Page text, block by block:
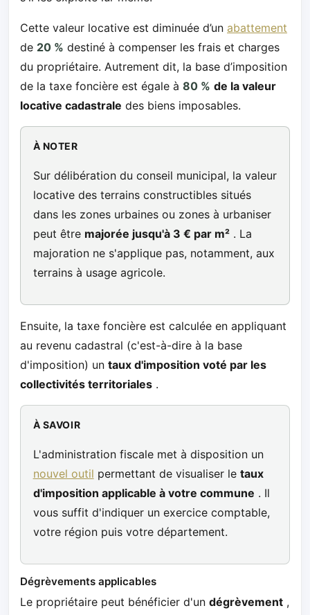
Cette valeur locative est diminuée d’un abattement
de 20 % destiné à compenser les frais et charges
du propriétaire. Autrement dit, la base d’imposition
de la taxe foncière est égale à 80 % de la valeur
locative cadastrale des biens imposables.
À NOTER
Sur délibération du conseil municipal, la valeur
locative des terrains constructibles situés
dans les zones urbaines ou zones à urbaniser
peut être majorée jusqu'à 3 € par m². La
majoration ne s'applique pas, notamment, aux
terrains à usage agricole.
Ensuite, la taxe foncière est calculée en appliquant
au revenu cadastral (c'est-à-dire à la base
d'imposition) un taux d'imposition voté par les
collectivités territoriales .
À SAVOIR
L'administration fiscale met à disposition un
nouvel outil permettant de visualiser le taux
d'imposition applicable à votre commune . Il
vous suffit d'indiquer un exercice comptable,
votre région puis votre département.
Dégrèvements applicables
Le propriétaire peut bénéficier d'un dégrèvement ,